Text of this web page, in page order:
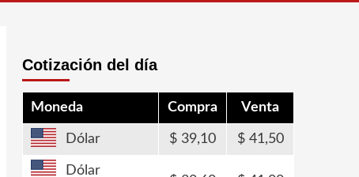
Cotización del día
Moneda Compra Venta
Dólar 39,10 41,50
Dólar